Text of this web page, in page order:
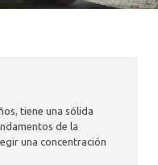
tiene una sólida
de la
una concentración